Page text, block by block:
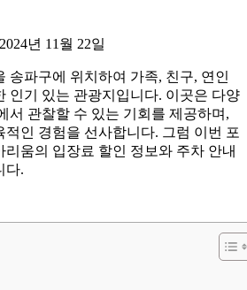
2024년 11월 22일
송파구에 위치하여 가족, 친구, 연인
인기 있는 관광지입니다. 이곳은 다양
서 관찰할 수 있는 기회를 제공하며,
인 경험을 선사합니다. 그럼 이번 포
움의 입장료 할인 정보와 주차 안내
다.